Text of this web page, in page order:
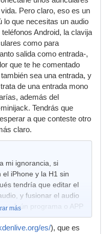
Pero claro, eso es un
lo que necesitas un audio
Android, la clavija
como para
salida como entrada-,
que te he comentado
sea una entrada, y
de una entrada mono
además del
Tendrás que
a que conteste otro
claro.
mi ignorancia, si
iPhone y la H1 sin
tendría que editar el
y fusionar el audio
algún programa o APP
más
es/), que es